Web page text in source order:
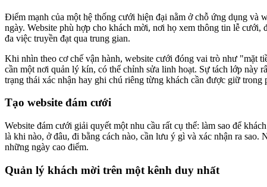
Điểm mạnh của một hệ thống cưới hiện đại nằm ở chỗ ứng dụng và
ngày. Website phù hợp cho khách mời, nơi họ xem thông tin lễ
đa việc truyền đạt qua trung gian.
Khi nhìn theo cơ chế vận hành, website cưới đóng vai trò như "mặt
cần một nơi quản lý kín, có thể chỉnh sửa linh hoạt. Sự tách lớp này
trạng thái xác nhận hay ghi chú riêng từng khách cần được giữ trong
Tạo website đám cưới
Website đám cưới giải quyết một nhu cầu rất cụ thể: làm sao để
là khi nào, ở đâu, đi bằng cách nào, cần lưu ý gì và xác nhận ra
những ngày cao điểm.
Quản lý khách mời trên một kênh duy nhất